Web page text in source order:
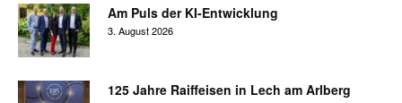
Am Puls der KI-Entwicklung
3. August 2026
125 Jahre Raiffeisen in Lech am Arlberg